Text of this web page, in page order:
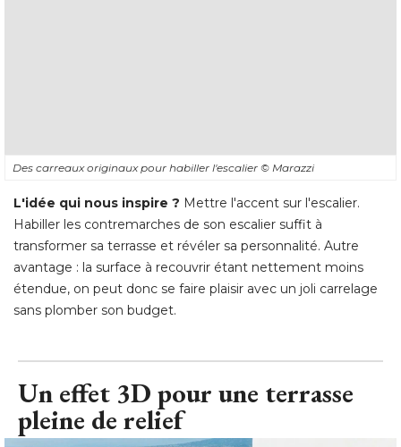
Des carreaux originaux pour habiller l'escalier © Marazzi
L'idée qui nous inspire ? Mettre l'accent sur l'escalier.
Habiller les contremarches de son escalier suffit à
transformer sa terrasse et révéler sa personnalité. Autre
avantage : la surface à recouvrir étant nettement moins
étendue, on peut donc se faire plaisir avec un joli carrelage
sans plomber son budget.
Un effet 3D pour une terrasse
pleine de relief